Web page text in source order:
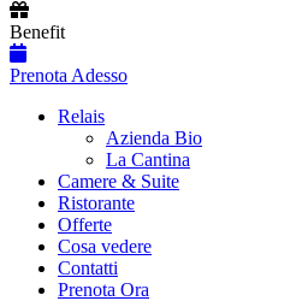
Benefit
Prenota Adesso
Main
navigation
Relais
Azienda Bio
La Cantina
Camere & Suite
Ristorante
Offerte
Cosa vedere
Contatti
Prenota Ora